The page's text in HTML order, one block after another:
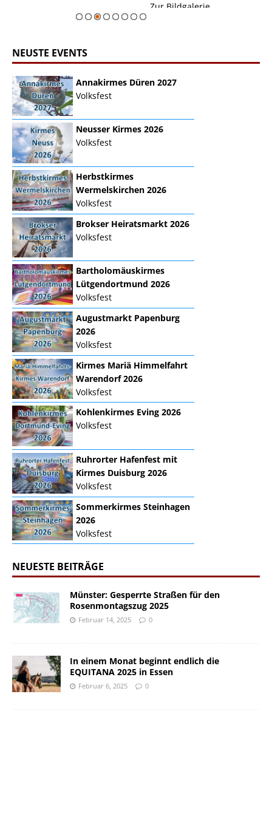
Zur Bildgalerie
NEUSTE EVENTS
Annakirmes Düren 2027
Volksfest
Neusser Kirmes 2026
Volksfest
Herbstkirmes
Wermelskirchen 2026
Volksfest
Brokser Heiratsmarkt 2026
Volksfest
Bartholomäuskirmes
Lütgendortmund 2026
Volksfest
Augustmarkt Papenburg
2026
Volksfest
Kirmes Mariä Himmelfahrt
Warendorf 2026
Volksfest
Kohlenkirmes Eving 2026
Volksfest
Ruhrorter Hafenfest mit
Kirmes Duisburg 2026
Volksfest
Sommerkirmes Steinhagen
2026
Volksfest
NEUESTE BEITRÄGE
Münster: Gesperrte Straßen für den
Rosenmontagszug 2025
Februar 14, 2025 0
In einem Monat beginnt endlich die
EQUITANA 2025 in Essen
Februar 6, 2025 0